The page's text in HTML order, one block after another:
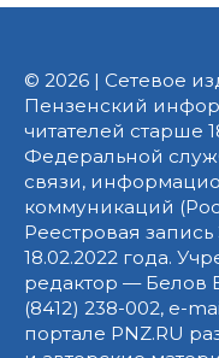
© 2026 | Сетевое
Пензенский
читателей старше
Федеральной
связи,
коммуникаций
Реестровая
18.02.2022 года.
редактор — Белов
(8412) 238-002, e-
портале PNZ.RU